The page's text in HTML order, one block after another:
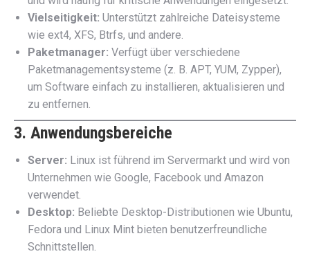
Vielseitigkeit: Unterstützt zahlreiche Dateisysteme
wie ext4, XFS, Btrfs, und andere.
Paketmanager: Verfügt über verschiedene
Paketmanagementsysteme (z. B. APT, YUM, Zypper),
um Software einfach zu installieren, aktualisieren und
zu entfernen.
3. Anwendungsbereiche
Server: Linux ist führend im Servermarkt und wird von
Unternehmen wie Google, Facebook und Amazon
verwendet.
Desktop: Beliebte Desktop-Distributionen wie Ubuntu,
Fedora und Linux Mint bieten benutzerfreundliche
Schnittstellen.